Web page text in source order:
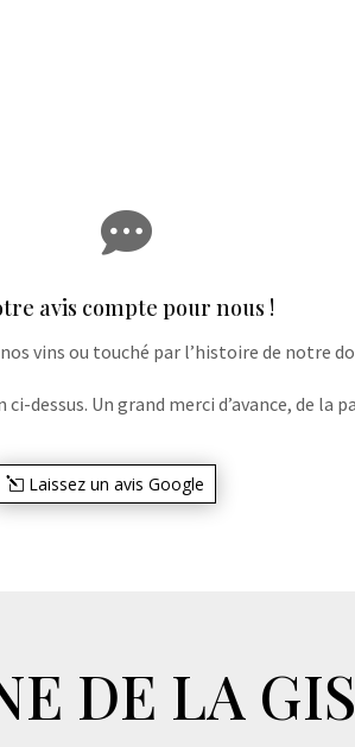

avis compte pour nous !
vins ou touché par l’histoire de notre
Un grand merci d’avance, de la
Laissez un avis Google
DE LA